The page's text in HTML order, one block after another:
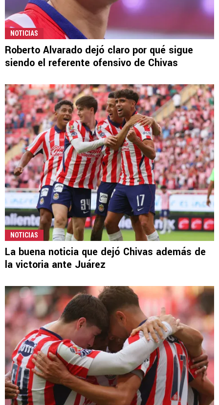
NOTICIAS
Roberto Alvarado dejó claro por qué sigue
siendo el referente ofensivo de Chivas
NOTICIAS
La buena noticia que dejó Chivas además de
la victoria ante Juárez